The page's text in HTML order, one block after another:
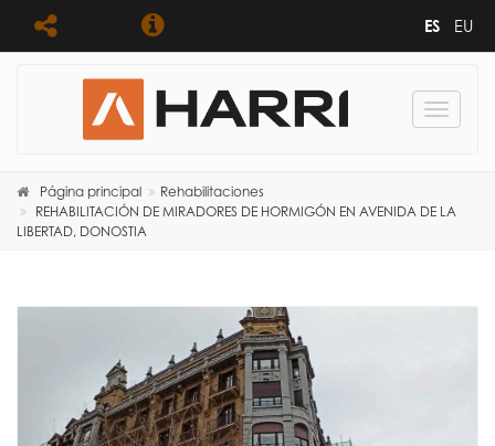
ES EU
Toggle
Página principal
Rehabilitaciones
REHABILITACIÓN DE MIRADORES DE HORMIGÓN EN AVENIDA DE LA
LIBERTAD, DONOSTIA